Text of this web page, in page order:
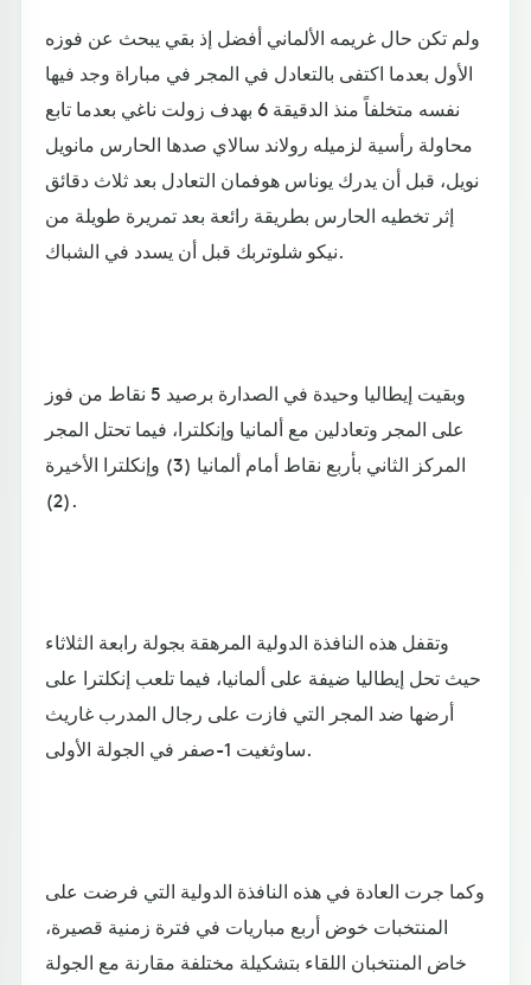
ولم تكن حال غريمه الألماني أفضل إذ بقي يبحث عن فوزه
الأول بعدما اكتفى بالتعادل في المجر في مباراة وجد فيها
نفسه متخلفاً منذ الدقيقة 6 بهدف زولت ناغي بعدما تابع
محاولة رأسية لزميله رولاند سالاي صدها الحارس مانويل
نويل، قبل أن يدرك يوناس هوفمان التعادل بعد ثلاث دقائق
إثر تخطيه الحارس بطريقة رائعة بعد تمريرة طويلة من
نيكو شلوتربك قبل أن يسدد في الشباك.
وبقيت إيطاليا وحيدة في الصدارة برصيد 5 نقاط من فوز
على المجر وتعادلين مع ألمانيا وإنكلترا، فيما تحتل المجر
المركز الثاني بأربع نقاط أمام ألمانيا (3) وإنكلترا الأخيرة
(2).
وتقفل هذه النافذة الدولية المرهقة بجولة رابعة الثلاثاء
حيث تحل إيطاليا ضيفة على ألمانيا، فيما تلعب إنكلترا على
أرضها ضد المجر التي فازت على رجال المدرب غاريث
ساوثغيت 1-صفر في الجولة الأولى.
وكما جرت العادة في هذه النافذة الدولية التي فرضت على
المنتخبات خوض أربع مباريات في فترة زمنية قصيرة،
خاض المنتخبان اللقاء بتشكيلة مختلفة مقارنة مع الجولة